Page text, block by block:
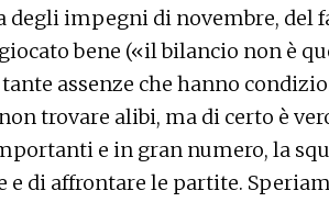
impegni di novembre, del
bene («il bilancio non è
assenze che hanno
trovare alibi, ma di certo è
e in gran numero, la
e di affrontare le partite.